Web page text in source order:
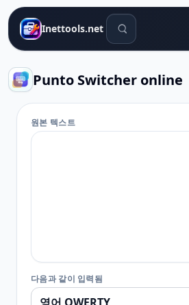
Inettools.net 검색 도구
Punto Switcher online
원본 텍스트
다음과 같이 입력됨